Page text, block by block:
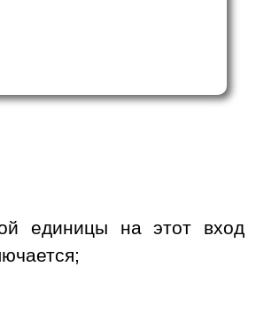
единицы на этот вход